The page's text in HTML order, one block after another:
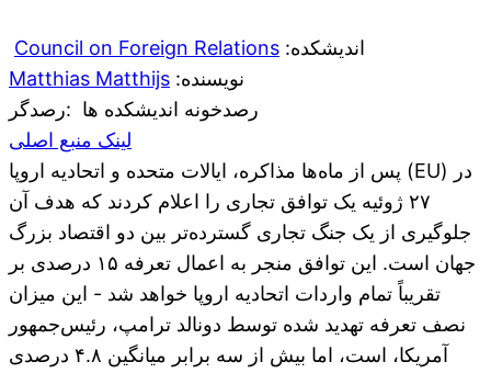
Council on Foreign Relations :اندیشکده
Matthias Matthijs :نویسنده
رصدخونه اندیشکده ها :رصدگر
لینک منبع اصلی
پس از ماه‌ها مذاکره، ایالات متحده و اتحادیه اروپا (EU) در
۲۷ ژوئیه یک توافق تجاری را اعلام کردند که هدف آن
جلوگیری از یک جنگ تجاری گسترده‌تر بین دو اقتصاد بزرگ
جهان است. این توافق منجر به اعمال تعرفه ۱۵ درصدی بر
تقریباً تمام واردات اتحادیه اروپا خواهد شد - این میزان
نصف تعرفه تهدید شده توسط دونالد ترامپ، رئیس‌جمهور
آمریکا، است، اما بیش از سه برابر میانگین ۴.۸ درصدی